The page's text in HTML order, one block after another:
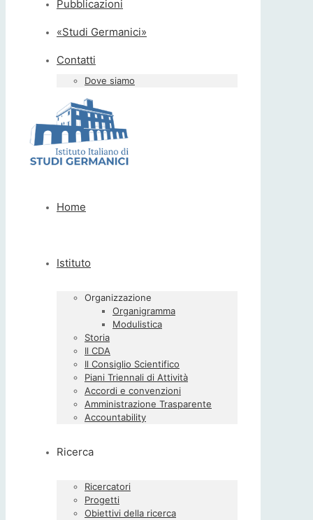
Pubblicazioni
«Studi Germanici»
Contatti
Dove siamo
Home
Istituto
Organizzazione
Organigramma
Modulistica
Storia
Il CDA
Il Consiglio Scientifico
Piani Triennali di Attività
Accordi e convenzioni
Amministrazione Trasparente
Accountability
Ricerca
Ricercatori
Progetti
Obiettivi della ricerca